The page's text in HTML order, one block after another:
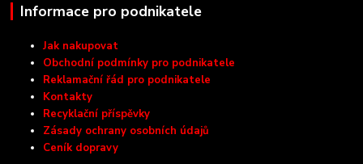
Informace pro podnikatele
Jak nakupovat
Obchodní podmínky pro podnikatele
Reklamační řád pro podnikatele
Kontakty
Recyklační příspěvky
Zásady ochrany osobních údajů
Ceník dopravy